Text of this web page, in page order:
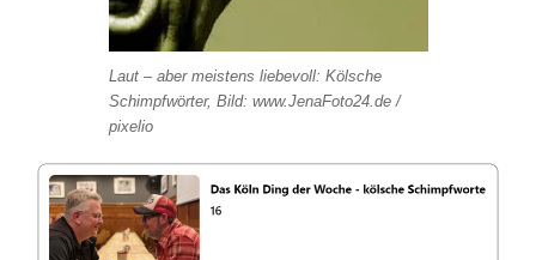
Laut – aber meistens liebevoll: Kölsche
Schimpfwörter, Bild: www.JenaFoto24.de /
pixelio